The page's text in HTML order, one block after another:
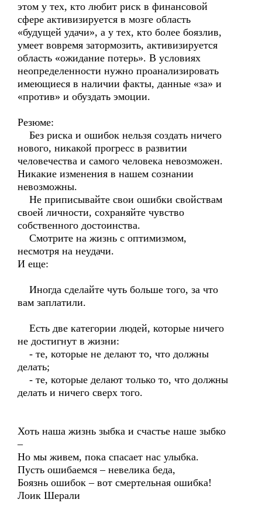
этом у тех, кто любит риск в финансовой
сфере активизируется в мозге область
«будущей удачи», а у тех, кто более боязлив,
умеет вовремя затормозить, активизируется
область «ожидание потерь». В условиях
неопределенности нужно проанализировать
имеющиеся в наличии факты, данные «за» и
«против» и обуздать эмоции.
Резюме:
Без риска и ошибок нельзя создать ничего
нового, никакой прогресс в развитии
человечества и самого человека невозможен.
Никакие изменения в нашем сознании
невозможны.
Не приписывайте свои ошибки свойствам
своей личности, сохраняйте чувство
собственного достоинства.
Смотрите на жизнь с оптимизмом,
несмотря на неудачи.
И еще:
Иногда сделайте чуть больше того, за что
вам заплатили.
Есть две категории людей, которые ничего
не достигнут в жизни:
- те, которые не делают то, что должны
делать;
- те, которые делают только то, что должны
делать и ничего сверх того.
Хоть наша жизнь зыбка и счастье наше зыбко
–
Но мы живем, пока спасает нас улыбка.
Пусть ошибаемся – невелика беда,
Боязнь ошибок – вот смертельная ошибка!
Лоик Шерали